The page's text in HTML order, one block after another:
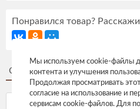
Понравился товар?
Описание Отзывы
Мы используем cookie-файлы
контента и улучшения
Продолжая просматривать
согласие на использование и
сервисам cookie-файлов. Для